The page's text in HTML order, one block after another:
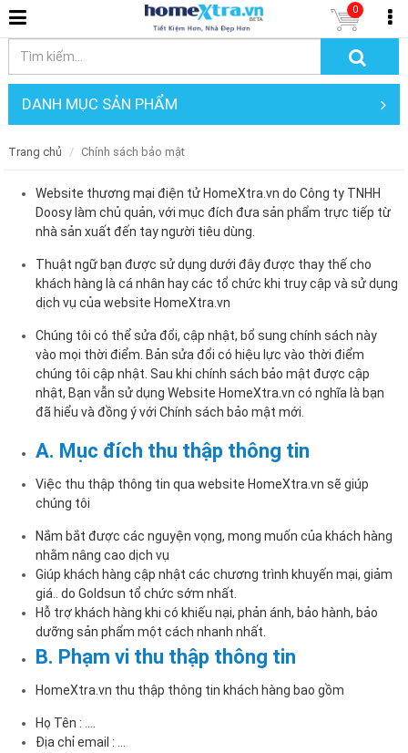
0
DANH MỤC SẢN PHẨM
Trang chủ Chính sách bảo mật
Website thương mại điện tử HomeXtra.vn do Công ty TNHH
Doosy làm chủ quản, với mục đích đưa sản phẩm trực tiếp từ
nhà sản xuất đến tay người tiêu dùng.
Thuật ngữ bạn được sử dụng dưới đây được thay thế cho
khách hàng là cá nhân hay các tổ chức khi truy cập và sử dụng
dịch vụ của website HomeXtra.vn
Chúng tôi có thể sửa đổi, cập nhật, bổ sung chính sách này
vào mọi thời điểm. Bản sửa đổi có hiệu lực vào thời điểm
chúng tôi cập nhật. Sau khi chính sách bảo mật được cập
nhật, Bạn vẫn sử dụng Website HomeXtra.vn có nghĩa là bạn
đã hiểu và đồng ý với Chính sách bảo mật mới.
A. Mục đích thu thập thông tin
Việc thu thập thông tin qua website HomeXtra.vn sẽ giúp
chúng tôi
Nắm bắt được các nguyện vọng, mong muốn của khách hàng
nhằm nâng cao dịch vụ
Giúp khách hàng cập nhật các chương trình khuyến mại, giảm
giá.. do Goldsun tổ chức sớm nhất.
Hỗ trợ khách hàng khi có khiếu nại, phản ánh, bảo hành, bảo
dưỡng sản phẩm một cách nhanh nhất.
B. Phạm vi thu thập thông tin
HomeXtra.vn thu thập thông tin khách hàng bao gồm
Họ Tên : ….
Địa chỉ email : …